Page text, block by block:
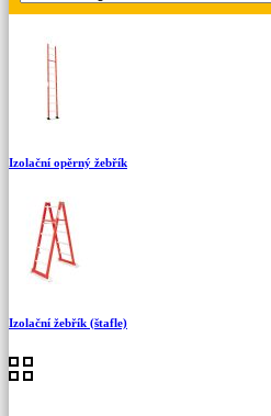
Izolační opěrný žebřík
Izolační žebřík (štafle)